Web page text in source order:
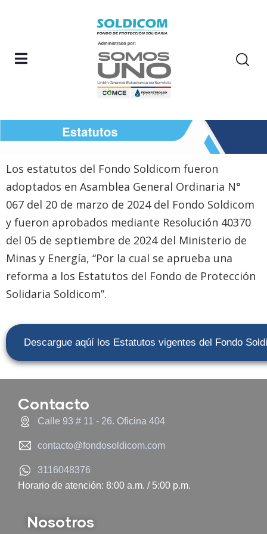
Los estatutos del Fondo Soldicom fueron
adoptados en Asamblea General Ordinaria N°
067 del 20 de marzo de 2024 del Fondo Soldicom
y fueron aprobados mediante Resolución 40370
del 05 de septiembre de 2024 del Ministerio de
Minas y Energía, “Por la cual se aprueba una
reforma a los Estatutos del Fondo de Protección
Solidaria Soldicom”.
Descargue aqúí los Estatutos vigentes del Fondo
Contacto
Calle 93 # 11 - 26. Oficina 404
contacto@fondosoldicom.com
3116048376
Horario de atención: 8:00 a.m. / 5:00 p.m.
Nosotros